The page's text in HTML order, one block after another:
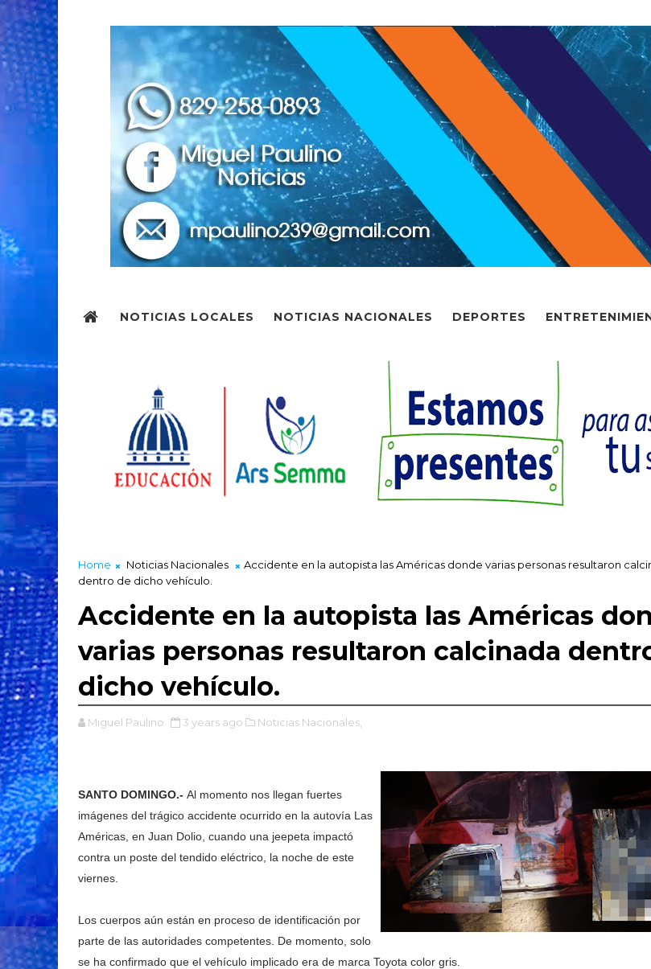
NOTICIAS LOCALES NOTICIAS NACIONALES DEPORTES
Home Noticias Nacionales
Accidente en la autopista las Américas donde varias personas resultaron
dentro de dicho vehículo.
Accidente en la autopista las Américas
varias personas resultaron calcinada
dicho vehículo.
Miguel Paulino 3 years ago Noticias Nacionales,
SANTO DOMINGO.- Al momento nos llegan fuertes
imágenes del trágico accidente ocurrido en la autovía Las
Américas, en Juan Dolio, cuando una jeepeta impactó
contra un poste del tendido eléctrico, la noche de este
viernes.
Los cuerpos aún están en proceso de identificación por
parte de las autoridades competentes. De momento, solo
se ha confirmado que el vehículo implicado era de marca Toyota color gris.